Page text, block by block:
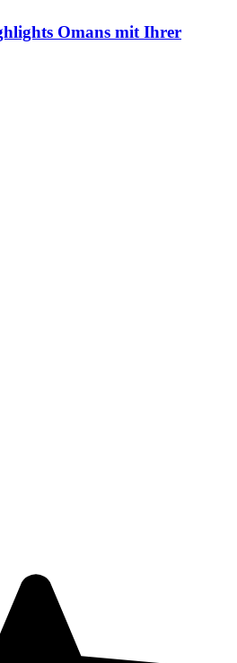
Omans mit Ihrer